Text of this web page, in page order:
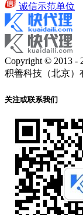
诚信示范单位
Copyright © 2013 -
积善科技（北京）
关注或联系我们